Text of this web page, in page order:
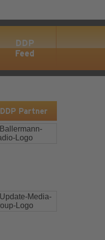
DDP
Feed
DDP Partner